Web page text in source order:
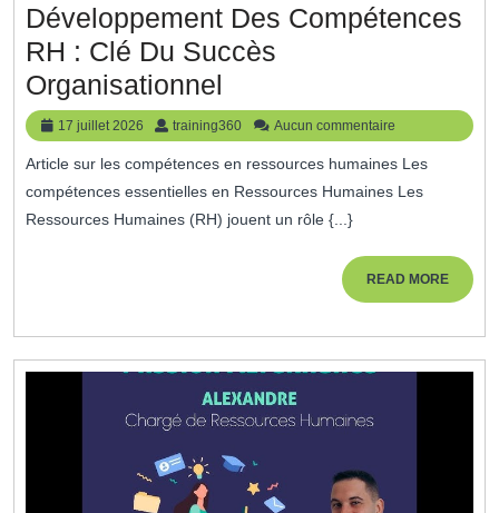
Développement Des Compétences
RH : Clé Du Succès
Organisationnel
Des
Compétences
RH
:
17 juillet 2026
17
juillet
2026
training360 training360
Aucun commentaire
Article sur les compétences en ressources humaines Les
compétences essentielles en Ressources Humaines Les
Ressources Humaines (RH) jouent un rôle {...}
READ MOREREAD
MORE